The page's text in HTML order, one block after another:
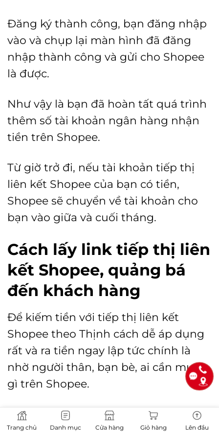
Đăng ký thành công, bạn đăng nhập
vào và chụp lại màn hình đã đăng
nhập thành công và gửi cho Shopee
là được.
Như vậy là bạn đã hoàn tất quá trình
thêm số tài khoản ngân hàng nhận
tiền trên Shopee.
Từ giờ trở đi, nếu tài khoản tiếp thị
liên kết Shopee của bạn có tiền,
Shopee sẽ chuyển về tài khoản cho
bạn vào giữa và cuối tháng.
Cách lấy link tiếp thị liên
kết Shopee, quảng bá
đến khách hàng
Để kiếm tiền với tiếp thị liên kết
Shopee theo Thịnh cách dễ áp dụng
rất và ra tiền ngay lập tức chính là
nhờ người thân, bạn bè, ai cần mua
gì trên Shopee.
Hãy liên hệ bạn, để bạn gửi link sản
phẩm qua, người thân bạn bè nhấp
Trang chủ Danh mục Cửa hàng Giỏ hàng Lên đầu